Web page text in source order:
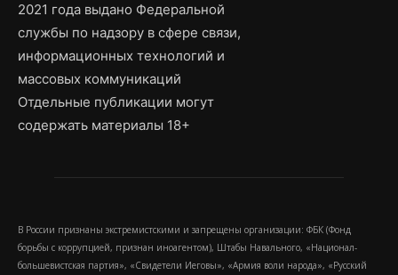
2021 года выдано Федеральной
службы по надзору в сфере связи,
информационных технологий и
массовых коммуникаций
Отдельные публикации могут
содержать материалы 18+
В России признаны экстремистскими и запрещены организации: ФБК (Фонд
борьбы с коррупцией, признан иноагентом), Штабы Навального, «Национал-
большевистская партия», «Свидетели Иеговы», «Армия воли народа», «Русский